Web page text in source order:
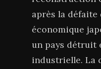
après la défaite
économique
un pays détruit
industrielle. La